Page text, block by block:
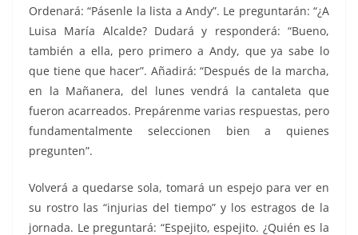
Ordenará: “Pásenle la lista a Andy”. Le preguntarán: “¿A
Luisa María Alcalde? Dudará y responderá: “Bueno,
también a ella, pero primero a Andy, que ya sabe lo
que tiene que hacer”. Añadirá: “Después de la marcha,
en la Mañanera, del lunes vendrá la cantaleta que
fueron acarreados. Prepárenme varias respuestas, pero
fundamentalmente seleccionen bien a quienes
pregunten”.
Volverá a quedarse sola, tomará un espejo para ver en
su rostro las “injurias del tiempo” y los estragos de la
jornada. Le preguntará: “Espejito, espejito. ¿Quién es la